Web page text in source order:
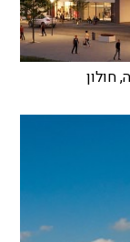
חולון